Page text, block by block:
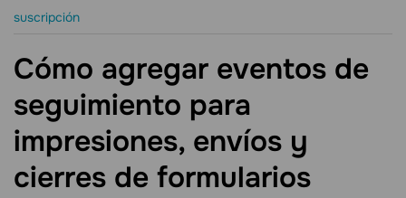
suscripción
Cómo agregar eventos de
seguimiento para
impresiones, envíos y
cierres de formularios